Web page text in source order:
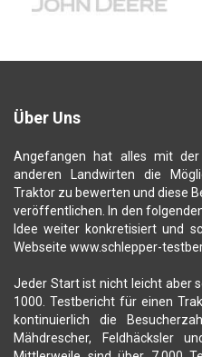
Über Uns
Angefangen hat alles mit
anderen Landwirten die
Traktor zu bewerten und diese
veröffentlichen. In den
Idee weiter konkretisiert und
Webseite www.schlepper-
Jeder Start ist nicht leicht aber
1000. Testbericht für einen
kontinuierlich die
Mähdrescher, Feldhäcksler